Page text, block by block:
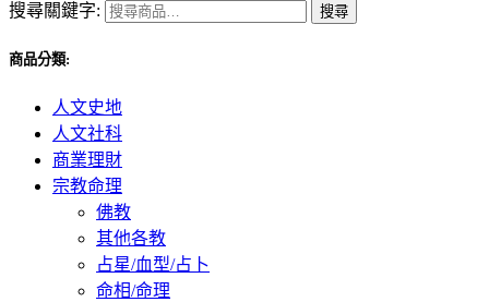
搜尋關鍵字: 搜尋
商品分類:
人文史地
人文社科
商業理財
宗教命理
佛教
其他各教
占星/血型/占卜
命相/命理